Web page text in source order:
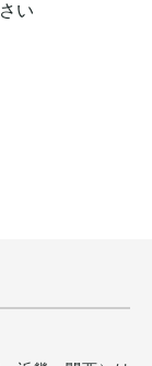
い